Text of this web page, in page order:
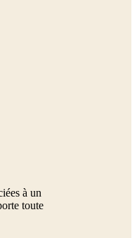
à un
toute